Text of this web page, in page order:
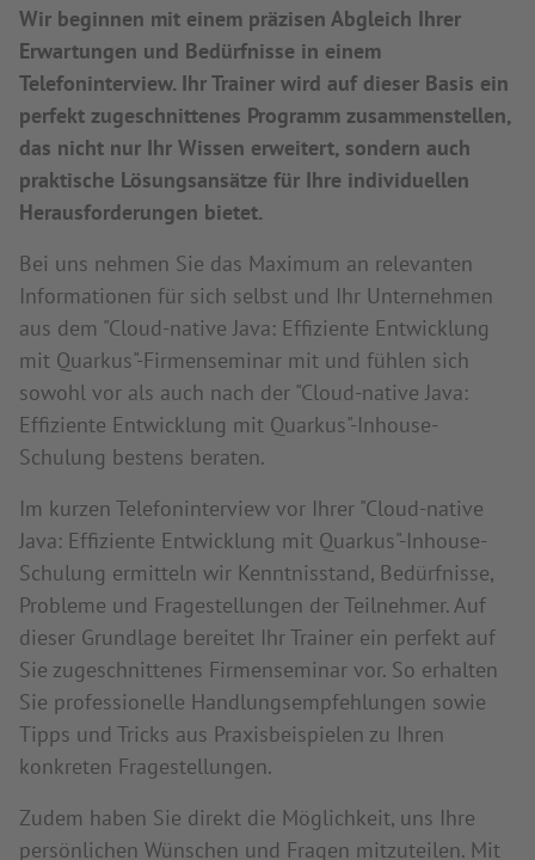
Wir beginnen mit einem präzisen Abgleich Ihrer
Erwartungen und Bedürfnisse in einem
Telefoninterview. Ihr Trainer wird auf dieser Basis ein
perfekt zugeschnittenes Programm zusammenstellen,
das nicht nur Ihr Wissen erweitert, sondern auch
praktische Lösungsansätze für Ihre individuellen
Herausforderungen bietet.
Bei uns nehmen Sie das Maximum an relevanten
Informationen für sich selbst und Ihr Unternehmen
aus dem "Cloud-native Java: Effiziente Entwicklung
mit Quarkus"-Firmenseminar mit und fühlen sich
sowohl vor als auch nach der "Cloud-native Java:
Effiziente Entwicklung mit Quarkus"-Inhouse-
Schulung bestens beraten.
Im kurzen Telefoninterview vor Ihrer "Cloud-native
Java: Effiziente Entwicklung mit Quarkus"-Inhouse-
Schulung ermitteln wir Kenntnisstand, Bedürfnisse,
Probleme und Fragestellungen der Teilnehmer. Auf
dieser Grundlage bereitet Ihr Trainer ein perfekt auf
Sie zugeschnittenes Firmenseminar vor. So erhalten
Sie professionelle Handlungsempfehlungen sowie
Tipps und Tricks aus Praxisbeispielen zu Ihren
konkreten Fragestellungen.
Zudem haben Sie direkt die Möglichkeit, uns Ihre
persönlichen Wünschen und Fragen mitzuteilen. Mit